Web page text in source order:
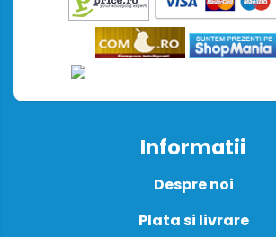
Informatii
Despre noi
Plata si livrare